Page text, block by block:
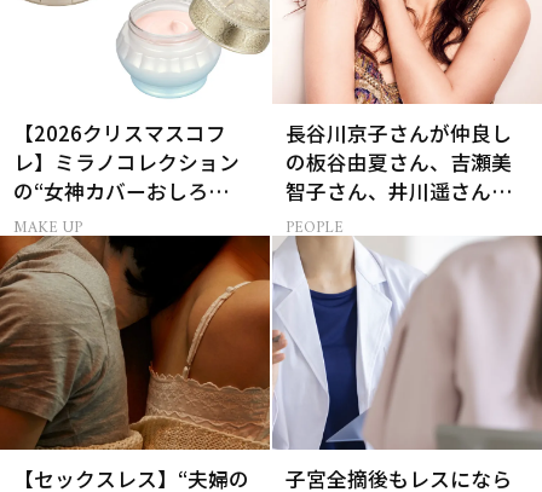
【2026クリスマスコフ
レ】ミラノコレクション
の“女神カバーおしろ
い”で主役に！
MAKE UP
長谷川京子さんが仲良し
の板谷由夏さん、吉瀬美
智子さん、井川遥さんと
集まる理由は…
PEOPLE
【セックスレス】“夫婦の 子宮全摘後もレスになら